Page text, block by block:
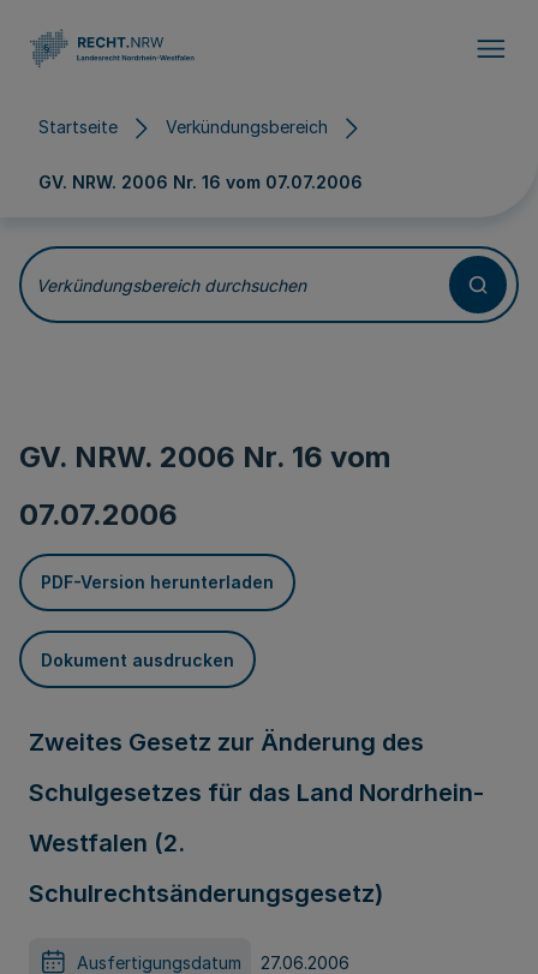
Startseite Verkündungsbereich
GV. NRW. 2006 Nr. 16 vom 07.07.2006
Verkündungsbereich durchsuchen
GV. NRW. 2006 Nr. 16 vom
07.07.2006
PDF-Version herunterladen
Dokument ausdrucken
Zweites Gesetz zur Änderung des
Schulgesetzes für das Land Nordrhein-
Westfalen (2.
Schulrechtsänderungsgesetz)
Ausfertigungsdatum 27.06.2006